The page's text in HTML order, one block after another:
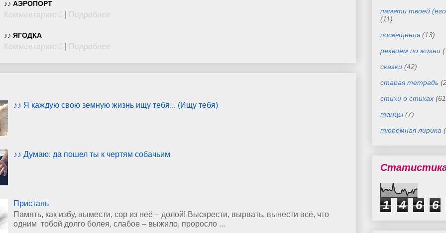
♪♪ АЭРОПОРТ
Комментарии: 0 Подробнее
♪♪ ЯГОДКА
Комментарии: 0 Подробнее
♪♪ Я каждую свою земную жизнь ищу тебя... (Ищу тебя)
♪♪ Думаю: да пошел ты к чертям собачьим
Пристань
Память, как избу, вымести, сор из неё – долой! Выскрести, вырвать, вынести всё, что
одним тобой долго болея, слабое – выжило, проросло ...
памяти твоей
(11)
посвящения (13)
реквием по жизни
сказки (42)
старая тетрадь
стихи о стихах
танцы (7)
тюремная лирика
1 4 6 6